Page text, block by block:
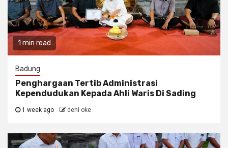
1 min read
Badung
Penghargaan Tertib Administrasi
Kependudukan Kepada Ahli Waris Di Sading
1 week ago deni oke